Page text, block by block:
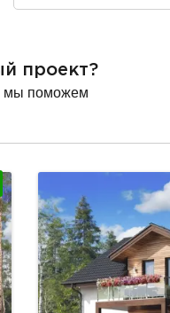
проект?
мы поможем